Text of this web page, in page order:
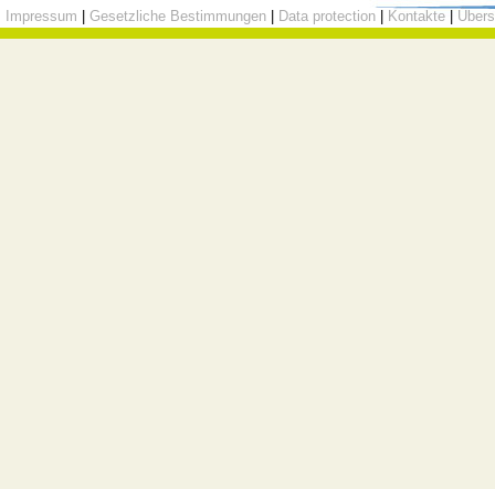
Impressum Gesetzliche Bestimmungen Data protection Kontakte